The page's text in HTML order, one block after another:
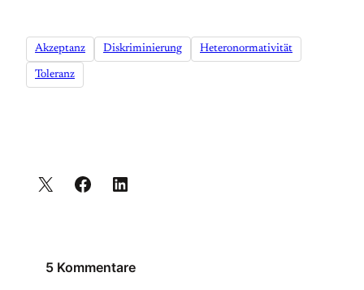
Akzeptanz Diskriminierung Heteronormativität
Toleranz
5 Kommentare